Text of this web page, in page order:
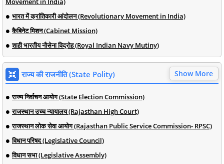
भारत में क्रांतिकारी आंदोलन (Revolutionary Movement in India)
कैबिनेट मिशन (Cabinet Mission)
शाही भारतीय नौसेना विद्रोह (Royal Indian Navy Mutiny)
राज्य की राजनीति (State Polity) Show More
राज्य निर्वाचन आयोग (State Election Commission)
राजस्थान उच्च न्यायालय (Rajasthan High Court)
राजस्थान लोक सेवा आयोग (Rajasthan Public Service Commission- RPSC)
विधान परिषद (Legislative Council)
विधान सभा (Legislative Assembly)